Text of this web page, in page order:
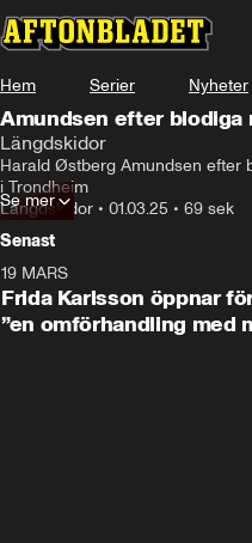
Hem Serier Nyheter
Amundsen efter blodiga
Längdskidor
Harald Østberg Amundsen efter
i Trondheim
Längdskidor • 01.03.25 • 69 sek
Se mer
Senast
19 MARS
Frida Karlsson öppnar
”en omförhandling med